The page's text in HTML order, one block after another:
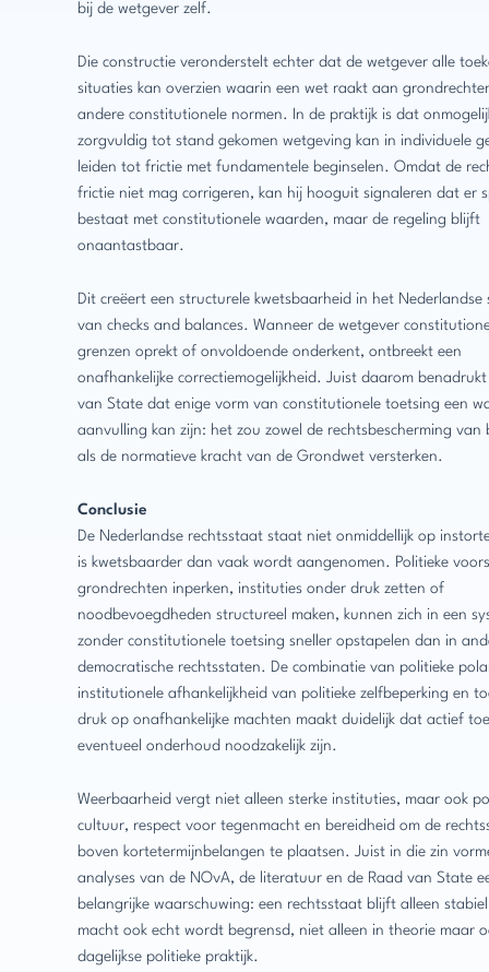
bij de wetgever zelf.
Die constructie veronderstelt echter dat de wetgever alle
situaties kan overzien waarin een wet raakt aan
andere constitutionele normen. In de praktijk is dat
zorgvuldig tot stand gekomen wetgeving kan in individuele
leiden tot frictie met fundamentele beginselen. Omdat de
frictie niet mag corrigeren, kan hij hooguit signaleren dat er
bestaat met constitutionele waarden, maar de regeling blijft
onaantastbaar.
Dit creëert een structurele kwetsbaarheid in het Nederlandse
van checks and balances. Wanneer de wetgever
grenzen oprekt of onvoldoende onderkent, ontbreekt een
onafhankelijke correctiemogelijkheid. Juist daarom benadrukt
van State dat enige vorm van constitutionele toetsing een
aanvulling kan zijn: het zou zowel de rechtsbescherming van
als de normatieve kracht van de Grondwet versterken.
Conclusie
De Nederlandse rechtsstaat staat niet onmiddellijk op
is kwetsbaarder dan vaak wordt aangenomen. Politieke
grondrechten inperken, instituties onder druk zetten of
noodbevoegdheden structureel maken, kunnen zich in een
zonder constitutionele toetsing sneller opstapelen dan in
democratische rechtsstaten. De combinatie van politieke
institutionele afhankelijkheid van politieke zelfbeperking en
druk op onafhankelijke machten maakt duidelijk dat actief
eventueel onderhoud noodzakelijk zijn.
Weerbaarheid vergt niet alleen sterke instituties, maar ook
cultuur, respect voor tegenmacht en bereidheid om de
boven kortetermijnbelangen te plaatsen. Juist in die zin
analyses van de NOvA, de literatuur en de Raad van State
belangrijke waarschuwing: een rechtsstaat blijft alleen
macht ook echt wordt begrensd, niet alleen in theorie maar
dagelijkse politieke praktijk.